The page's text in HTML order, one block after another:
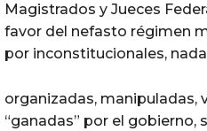
Magistrados y Jueces
favor del nefasto régimen
por inconstitucionales,
organizadas, manipuladas,
“ganadas” por el gobierno,